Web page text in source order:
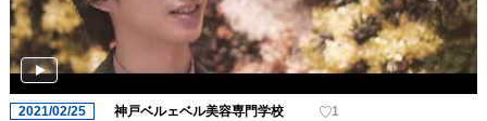
2021/02/25 神戸ベルェベル美容専門学校
1